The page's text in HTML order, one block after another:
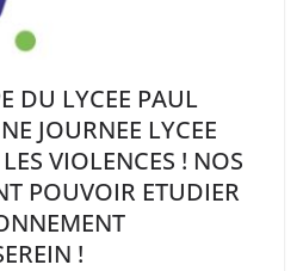
DU LYCEE PAUL
JOURNEE LYCEE
VIOLENCES ! NOS
POUVOIR ETUDIER
!